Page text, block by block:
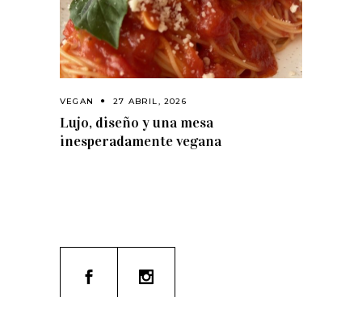
VEGAN 27 ABRIL, 2026
Lujo, diseño y una mesa
inesperadamente vegana